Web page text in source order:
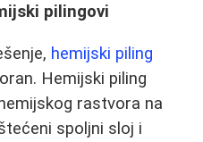
pilingovi
hemijski piling
Hemijski piling
rastvora na
spoljni sloj i